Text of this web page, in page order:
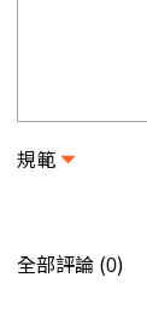
規範
全部評論 (0)